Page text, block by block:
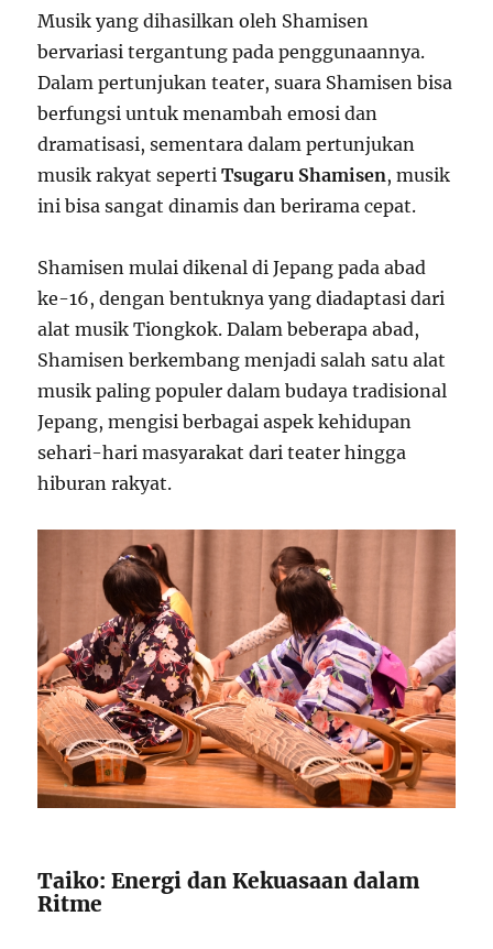
Musik yang dihasilkan oleh Shamisen
bervariasi tergantung pada penggunaannya.
Dalam pertunjukan teater, suara Shamisen bisa
berfungsi untuk menambah emosi dan
dramatisasi, sementara dalam pertunjukan
musik rakyat sepertiTsugaru Shamisen, musik
ini bisa sangat dinamis dan berirama cepat.
Shamisen mulai dikenal di Jepang pada abad
ke-16, dengan bentuknya yang diadaptasi dari
alat musik Tiongkok. Dalam beberapa abad,
Shamisen berkembang menjadi salah satu alat
musik paling populer dalam budaya tradisional
Jepang, mengisi berbagai aspek kehidupan
sehari-hari masyarakat dari teater hingga
hiburan rakyat.
Taiko: Energi dan Kekuasaan dalam
Ritme